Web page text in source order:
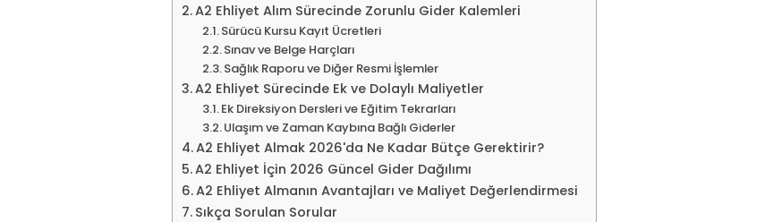
A2 Ehliyet Alım Sürecinde Zorunlu Gider Kalemleri
Sürücü Kursu Kayıt Ücretleri
Sınav ve Belge Harçları
Sağlık Raporu ve Diğer Resmi İşlemler
A2 Ehliyet Sürecinde Ek ve Dolaylı Maliyetler
Ek Direksiyon Dersleri ve Eğitim Tekrarları
Ulaşım ve Zaman Kaybına Bağlı Giderler
A2 Ehliyet Almak 2026'da Ne Kadar Bütçe Gerektirir?
A2 Ehliyet İçin 2026 Güncel Gider Dağılımı
A2 Ehliyet Almanın Avantajları ve Maliyet Değerlendirmesi
Sıkça Sorulan Sorular